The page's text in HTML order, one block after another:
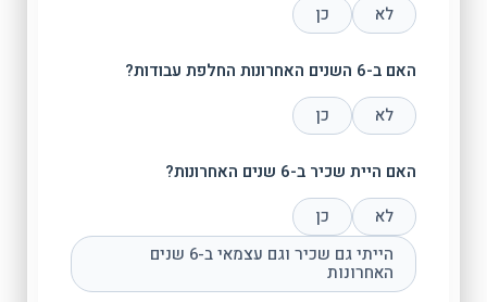
לא
כן
האם ב-6 השנים האחרונות החלפת עבודות?
לא
כן
האם היית שכיר ב-6 שנים האחרונות?
לא
כן
הייתי גם שכיר וגם עצמאי ב-6 שנים
האחרונות